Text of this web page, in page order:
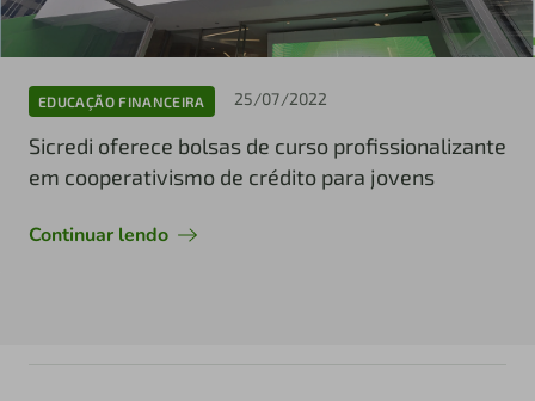
EDUCAÇÃO FINANCEIRA 25/07/2022
Sicredi oferece bolsas de curso profissionalizante
em cooperativismo de crédito para jovens
Continuar lendo